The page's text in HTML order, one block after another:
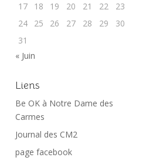
17
18 19 20 21 22
23
24
25 26 27 28 29
30
31
« Juin
Liens
Be OK à Notre Dame des
Carmes
Journal des CM2
page facebook